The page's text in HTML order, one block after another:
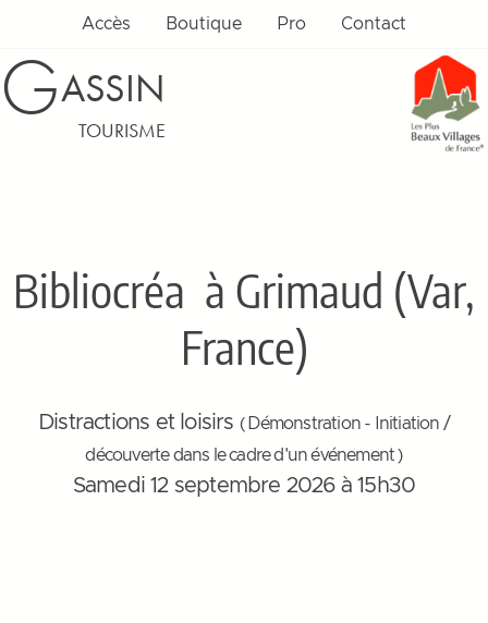
Accès Boutique Pro Contact
GASSIN
TOURISME
Bibliocréa à Grimaud (Var,
France)
Distractions et loisirs ( Démonstration - Initiation /
découverte dans le cadre d'un événement )
Samedi 12 septembre 2026 à 15h30